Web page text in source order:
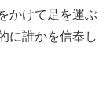
かけて足を運ぶ
に誰かを信奉し